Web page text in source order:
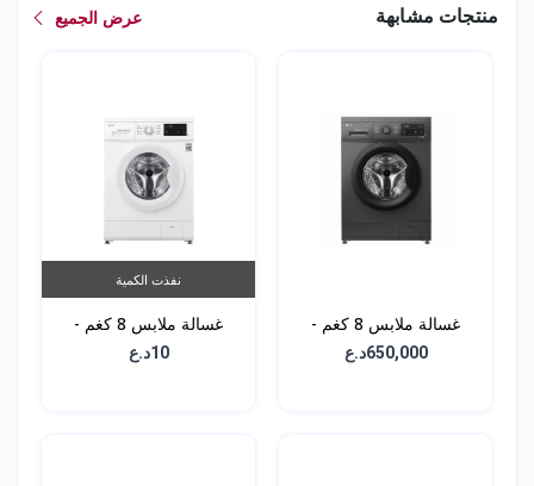
منتجات مشابهة عرض الجميع
غسالة ملابس 8 كغم -
WJ1408MTG
650,000د.ع
نفذت الكمية
غسالة ملابس 8 كغم -
WJ1408NTG
10د.ع